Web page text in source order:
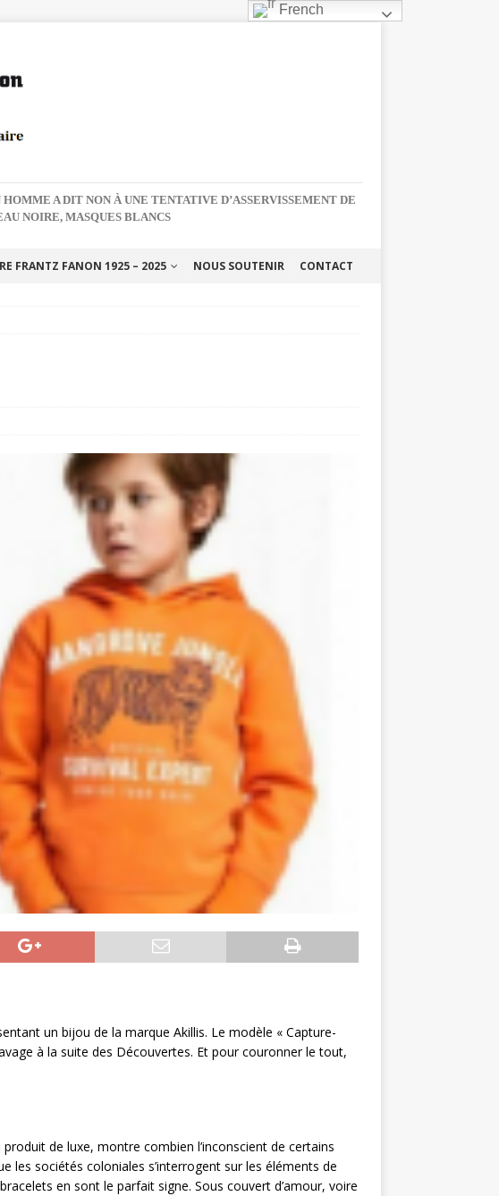
A DIT NON À UNE TENTATIVE D’ASSERVISSEMENT DE
NOIRE, MASQUES BLANCS
FRANTZ FANON 1925 – 2025 NOUS SOUTENIR CONTACT
un bijou de la marque Akillis. Le modèle « Capture-
à la suite des Découvertes. Et pour couronner le tout,
de luxe, montre combien l’inconscient de certains
les sociétés coloniales s’interrogent sur les éléments de
en sont le parfait signe. Sous couvert d’amour, voire
French